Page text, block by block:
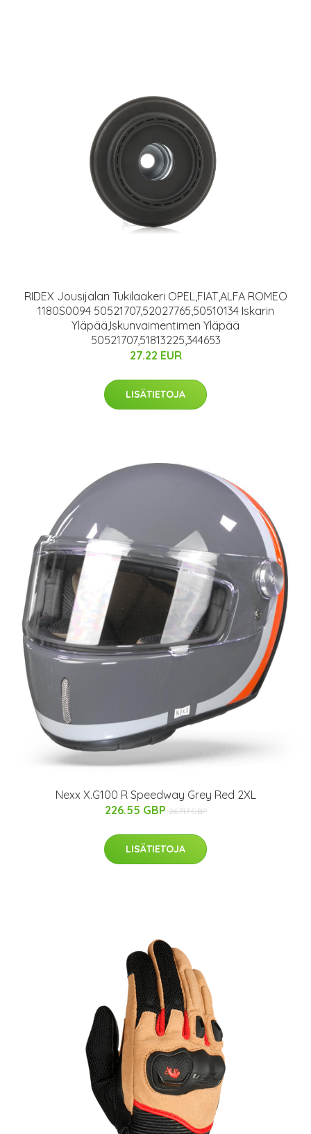
RIDEX Jousijalan Tukilaakeri OPEL,FIAT,ALFA ROMEO
1180S0094 50521707,52027765,50510134 Iskarin
Yläpää,Iskunvaimentimen Yläpää
50521707,51813225,344653
27.22 EUR
LISÄTIETOJA
Nexx X.G100 R Speedway Grey Red 2XL
226.55 GBP 267.17 GBP
LISÄTIETOJA